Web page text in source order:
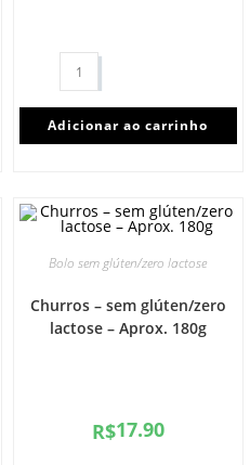
Adicionar ao carrinho
Bolo sem glúten/zero lactose
Churros – sem glúten/zero
lactose – Aprox. 180g
R$17.90